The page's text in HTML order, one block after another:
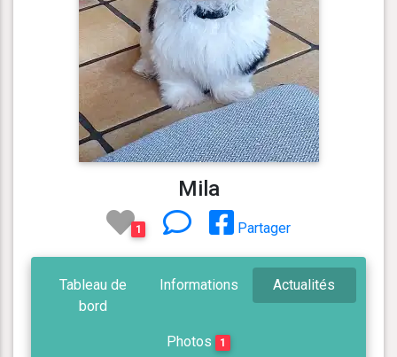
Mila
1 Partager
Tableau de
bord
Informations Actualités
Photos 1